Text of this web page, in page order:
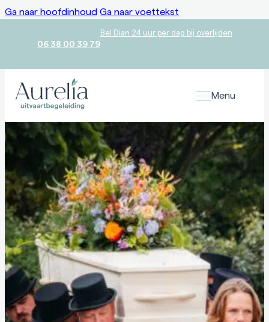
Ga naar hoofdinhoud Ga naar voettekst
Menu
Voor overlijden
Uitvaartwensen
Er is niets zo persoonlijk als een afscheid. Van te voren uw
uitvaartwensen kenbaar maken geeft rust.
Bij overlijden
Uitvaart regelen
In alle rust afscheid nemen van uw dierbare zonder zorgen.
Na overlijden
Voor nabestaanden
Na het afscheid moet er nog veel geregeld worden. Maak het
06 38 00 39 79
Bel Dian 24 uur per dag bij overlijden